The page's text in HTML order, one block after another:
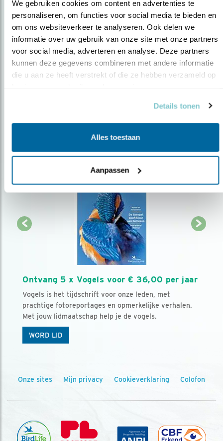
We gebruiken cookies om content en advertenties te
personaliseren, om functies voor social media te bieden en
om ons websiteverkeer te analyseren. Ook delen we
informatie over uw gebruik van onze site met onze partners
voor social media, adverteren en analyse. Deze partners
kunnen deze gegevens combineren met andere informatie
die u aan ze heeft verstrekt of die ze hebben verzameld op
Details tonen
Alles toestaan
Aanpassen
Op de hoogte blijven?
over vogels en activiteiten van Vogelbescherming.
AANMELDEN VOGELNIEUWS
Ontvang 5 x Vogels voor € 36,00 per jaar
Vogels is het tijdschrift voor onze leden, met
prachtige fotoreportages en opmerkelijke verhalen.
Met jouw lidmaatschap help je de vogels.
WORD LID
Onze sites Mijn privacy Cookieverklaring Colofon